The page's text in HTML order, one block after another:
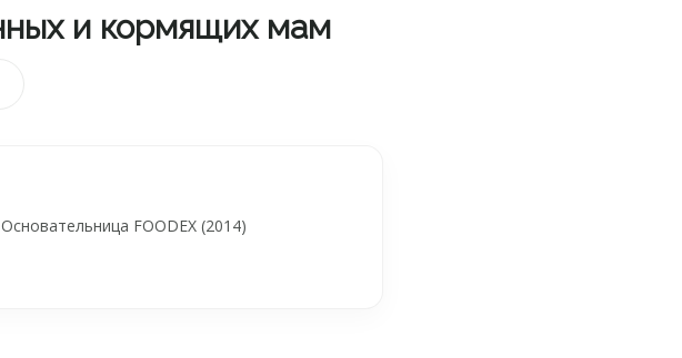
и кормящих мам
FOODEX (2014)